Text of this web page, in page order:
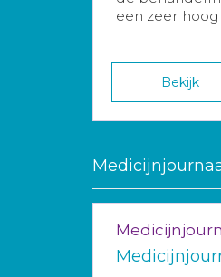
een zeer
Bekijk